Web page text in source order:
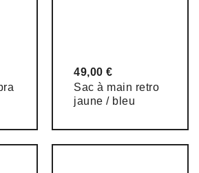
49,00 €
Sac à main retro
jaune / bleu